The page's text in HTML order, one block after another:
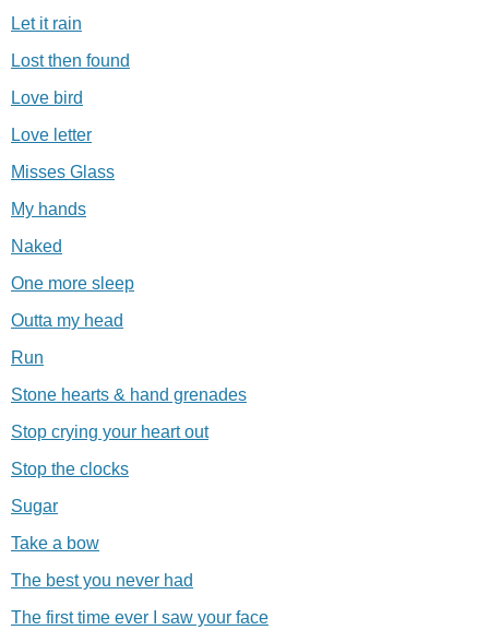
Let it rain
Lost then found
Love bird
Love letter
Misses Glass
My hands
Naked
One more sleep
Outta my head
Run
Stone hearts & hand grenades
Stop crying your heart out
Stop the clocks
Sugar
Take a bow
The best you never had
The first time ever I saw your face